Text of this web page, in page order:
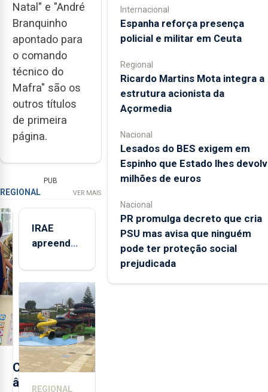
Natal" e "André
Branquinho
apontado para
o comando
técnico do
Mafra" são os
outros títulos
de primeira
página.
PUB
REGIONAL VER MAIS
C
â
IRAE
apreendeu
toneladas
de
alimentos
entre
2021 e
2025 nos
Açores
REGIONAL
Internacional
Espanha reforça presença
policial e militar em Ceuta
Regional
Ricardo Martins Mota integra a
estrutura acionista da
Açormedia
Nacional
Lesados do BES exigem em
Espinho que Estado lhes
milhões de euros
Nacional
PR promulga decreto que cria
PSU mas avisa que ninguém
pode ter proteção social
prejudicada